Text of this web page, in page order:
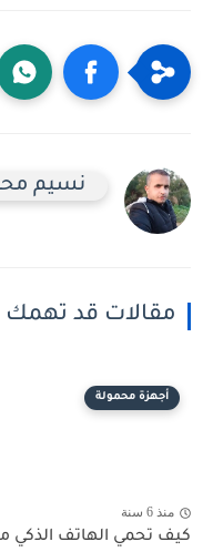
نسيم
مقالات قد تهمك
أجهزة محمولة
منذ 6 سنة
كيف تحمي الهاتف الذكي